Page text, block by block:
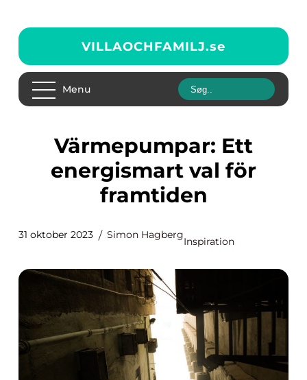
VILLAOCHFAMILJ.se
Menu
Värmepumpar: Ett
energismart val för
framtiden
31 oktober 2023 Simon Hagberg
Inspiration